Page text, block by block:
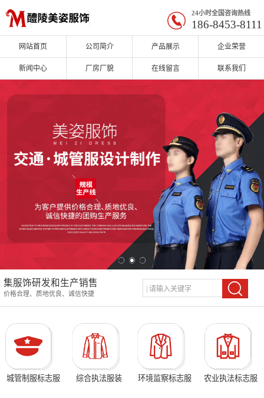
24小时全国咨询热线
186-8453-8111
网站首页 公司简介 产品展示 企业荣誉
新闻中心 厂房厂貌 在线留言 联系我们
集服饰研发和生产销售
价格合理、质地优良、诚信快捷
城管制服标志服 综合执法服装 环境监察标志服 农业执法标志服